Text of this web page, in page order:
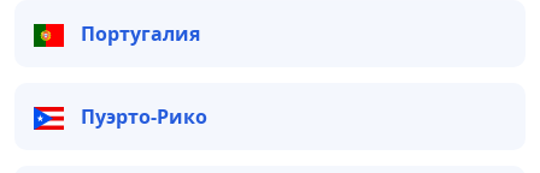
Португалия
Пуэрто-Рико